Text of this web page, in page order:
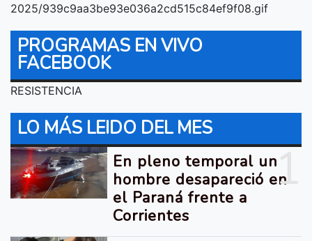
2025/939c9aa3be93e036a2cd515c84ef9f08.gif
PROGRAMAS EN VIVO
FACEBOOK
RESISTENCIA
LO MÁS LEIDO DEL MES
1
En pleno temporal un
hombre desapareció en
el Paraná frente a
Corrientes